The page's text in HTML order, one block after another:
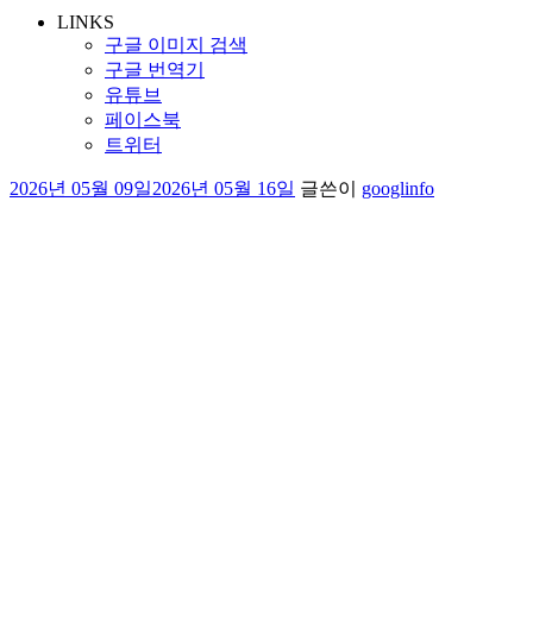
LINKS
구글 이미지 검색
구글 번역기
유튜브
페이스북
트위터
작
2026년 05월 09일2026년 05월 16일 글쓴이 googlinfo